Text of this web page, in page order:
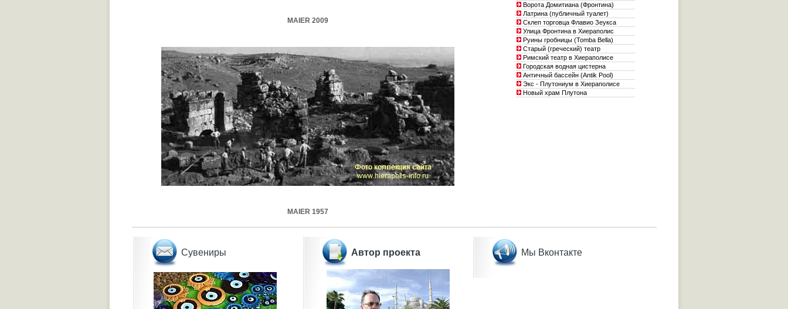
MAIER 2009
MAIER 1957
Ворота Домитиана (Фронтина)
Латрина (публичный туалет)
Склеп торговца Флавио Зеукса
Улица Фронтина в Хиераполис
Руины гробницы (Tomba Bella)
Старый (греческий) театр
Римский театр в Хиераполисе
Городская водная цистерна
Античный бассейн (Antik Pool)
Экс - Плутониум в Хиераполисе
Новый храм Плутона
Сувениры Автор проекта Мы Вконтакте